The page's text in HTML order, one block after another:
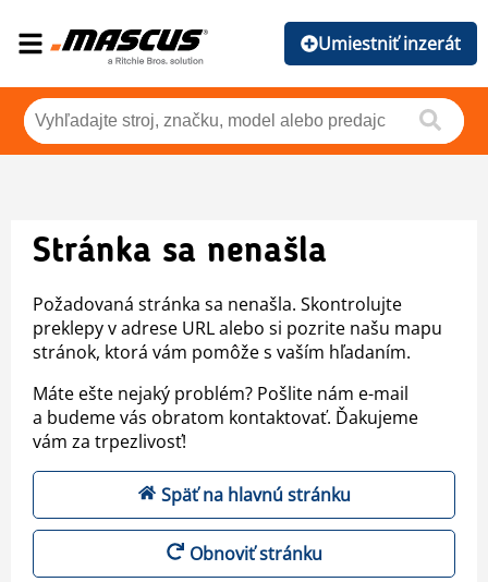
Umiestniť inzerát
Stránka sa nenašla
Požadovaná stránka sa nenašla. Skontrolujte
preklepy v adrese URL alebo si pozrite našu mapu
stránok, ktorá vám pomôže s vaším hľadaním.
Máte ešte nejaký problém? Pošlite nám e-mail
a budeme vás obratom kontaktovať. Ďakujeme
vám za trpezlivosť!
Späť na hlavnú stránku
Obnoviť stránku